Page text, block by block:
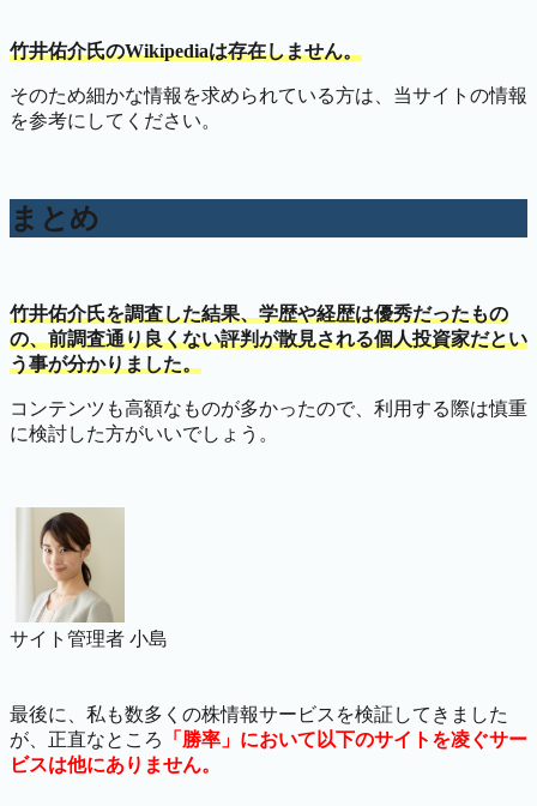
竹井佑介氏のWikipediaは存在しません。
そのため細かな情報を求められている方は、当サイトの情報
を参考にしてください。
まとめ
竹井佑介氏を調査した結果、学歴や経歴は優秀だったもの
の、前調査通り良くない評判が散見される個人投資家だとい
う事が分かりました。
コンテンツも高額なものが多かったので、利用する際は慎重
に検討した方がいいでしょう。
サイト管理者 小島
最後に、私も数多くの株情報サービスを検証してきました
が、正直なところ
「勝率」において以下のサイトを凌ぐサー
ビスは他にありません。